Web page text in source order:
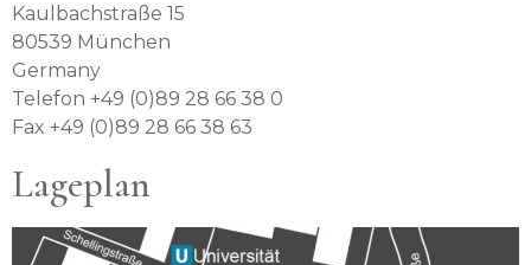
Kaulbachstraße 15
80539 München
Germany
Telefon +49 (0)89 28 66 38 0
Fax +49 (0)89 28 66 38 63
Lageplan